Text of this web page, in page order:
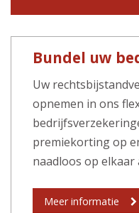
Bundel uw
Uw
opnemen in ons
premiekorting op
naadloos op elkaar
Meer informatie